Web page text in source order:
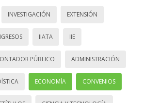
INVESTIGACIÓN EXTENSIÓN
IIATA IIE
PÚBLICO ADMINISTRACIÓN
ECONOMÍA CONVENIOS